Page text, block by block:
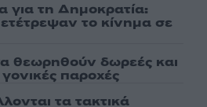
για τη Δημοκρατία:
το κίνημα σε
θεωρηθούν δωρεές και
γονικές παροχές
τα τακτικά